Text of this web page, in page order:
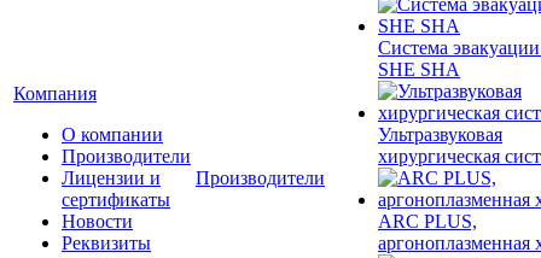
Компания
О компании
Производители
Лицензии и
сертификаты
Новости
Реквизиты
Производители
Система
SHE SHA
Ультразвуковая
хирургическая
ARC PLUS,
аргоноплазменная